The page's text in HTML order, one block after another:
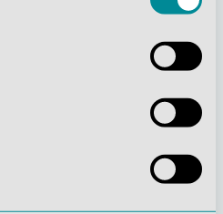
Verantwortung